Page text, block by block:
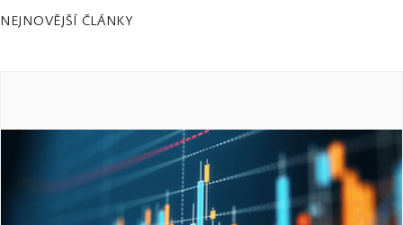
NEJNOVĚJŠÍ ČLÁNKY